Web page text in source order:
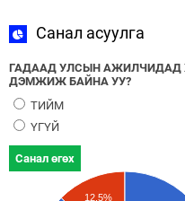
Санал асуулга
ГАДААД УЛСЫН АЖИЛЧИДАД
ДЭМЖИЖ БАЙНА УУ?
ТИЙМ
ҮГҮЙ
Санал өгөх
12.5%